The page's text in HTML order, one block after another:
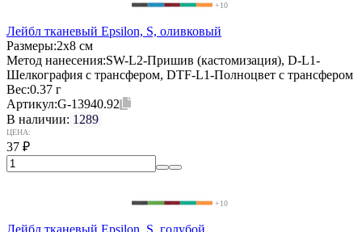
+10
Лейбл тканевый Epsilon, S, оливковый
Размеры:2х8 см
Метод нанесения:SW-L2-Пришив (кастомизация), D-L1-
Шелкография с трансфером, DTF-L1-Полноцвет с трансфером
Вес:0.37 г
Артикул:G-13940.92
В наличии: 1289
ЦЕНА:
37 ₽
+10
Лейбл тканевый Epsilon, S, голубой